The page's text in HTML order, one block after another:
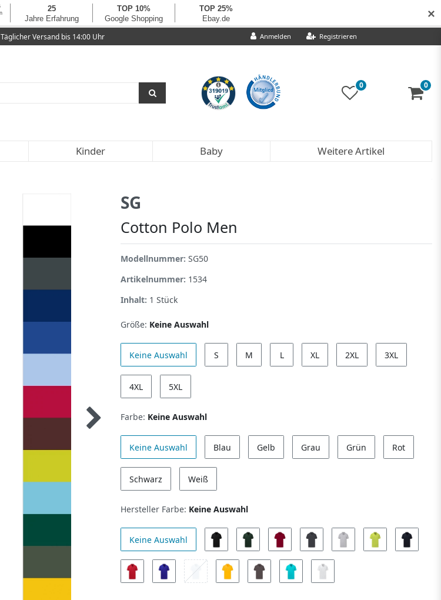
Anmelden Registrieren
Täglicher Versand bis 14:00 Uhr
0 0
Kinder Baby Weitere Artikel
SG
Cotton Polo Men
Modellnummer: SG50
Artikelnummer: 1534
Inhalt: 1 Stück
Größe: Keine Auswahl
Keine Auswahl S M L XL 2XL 3XL
4XL 5XL
Farbe: Keine Auswahl
Keine Auswahl Blau Gelb Grau Grün Rot
Schwarz Weiß
Hersteller Farbe: Keine Auswahl
Keine Auswahl
✕